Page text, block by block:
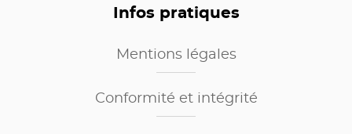
Infos pratiques
Mentions légales
Conformité et intégrité